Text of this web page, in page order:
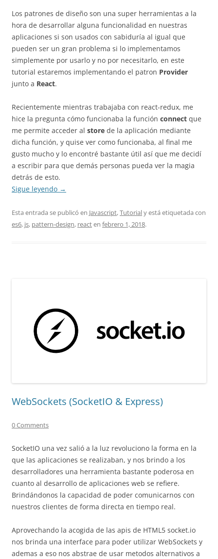
Los patrones de diseño son una super herramientas a la
hora de desarrollar alguna funcionalidad en nuestras
aplicaciones si son usados con sabiduría al igual que
pueden ser un gran problema si lo implementamos
simplemente por usarlo y no por necesitarlo, en este
tutorial estaremos implementando el patron Provider
junto a React.
Recientemente mientras trabajaba con react-redux, me
hice la pregunta cómo funcionaba la función connect que
me permite acceder al store de la aplicación mediante
dicha función, y quise ver como funcionaba, al final me
gusto mucho y lo encontré bastante útil así que me decidí
a escribir para que demás personas pueda ver la magia
detrás de esto.
Sigue leyendo →
Esta entrada se publicó en Javascript,Tutorialy está etiquetada con
es6, js, pattern-design, reacten febrero 1, 2018.
WebSockets (SocketIO & Express)
0 Comments
SocketIO una vez salió a la luz revoluciono la forma en la
que las aplicaciones se realizaban, y nos brindo a los
desarrolladores una herramienta bastante poderosa en
cuanto al desarrollo de aplicaciones web se refiere.
Brindándonos la capacidad de poder comunicarnos con
nuestros clientes de forma directa en tiempo real.
Aprovechando la acogida de las apis de HTML5 socket.io
nos brinda una interface para poder utilizar WebSockets y
ademas a eso nos abstrae de usar metodos alternativos a